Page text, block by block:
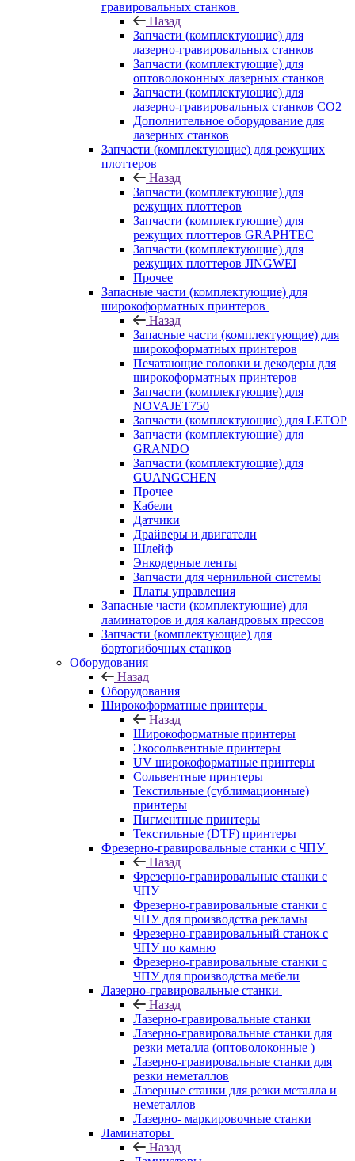
гравировальных станков
Назад
Запчасти (комплектующие) для
лазерно-гравировальных станков
Запчасти (комплектующие) для
оптоволоконных лазерных станков
Запчасти (комплектующие) для
лазерно-гравировальных станков CO2
Дополнительное оборудование для
лазерных станков
Запчасти (комплектующие) для режущих
плоттеров
Назад
Запчасти (комплектующие) для
режущих плоттеров
Запчасти (комплектующие) для
режущих плоттеров GRAPHTEC
Запчасти (комплектующие) для
режущих плоттеров JINGWEI
Прочее
Запасные части (комплектующие) для
широкоформатных принтеров
Назад
Запасные части (комплектующие) для
широкоформатных принтеров
Печатающие головки и декодеры для
широкоформатных принтеров
Запчасти (комплектующие) для
NOVAJET750
Запчасти (комплектующие) для LETOP
Запчасти (комплектующие) для
GRANDO
Запчасти (комплектующие) для
GUANGCHEN
Прочее
Кабели
Датчики
Драйверы и двигатели
Шлейф
Энкодерные ленты
Запчасти для чернильной системы
Платы управления
Запасные части (комплектующие) для
ламинаторов и для каландровых прессов
Запчасти (комплектующие) для
бортогибочных станков
Оборудования
Назад
Оборудования
Широкоформатные принтеры
Назад
Широкоформатные принтеры
Экосольвентные принтеры
UV широкоформатные принтеры
Сольвентные принтеры
Текстильные (сублимационные)
принтеры
Пигментные принтеры
Текстильные (DTF) принтеры
Фрезерно-гравировальные станки с ЧПУ
Назад
Фрезерно-гравировальные станки с
ЧПУ
Фрезерно-гравировальные станки с
ЧПУ для производства рекламы
Фрезерно-гравировальный станок с
ЧПУ по камню
Фрезерно-гравировальные станки с
ЧПУ для производства мебели
Лазерно-гравировальные станки
Назад
Лазерно-гравировальные станки
Лазерно-гравировальные станки для
резки металла (оптоволоконные )
Лазерно-гравировальные станки для
резки неметаллов
Лазерные станки для резки металла и
неметаллов
Лазерно- маркировочные станки
Ламинаторы
Назад